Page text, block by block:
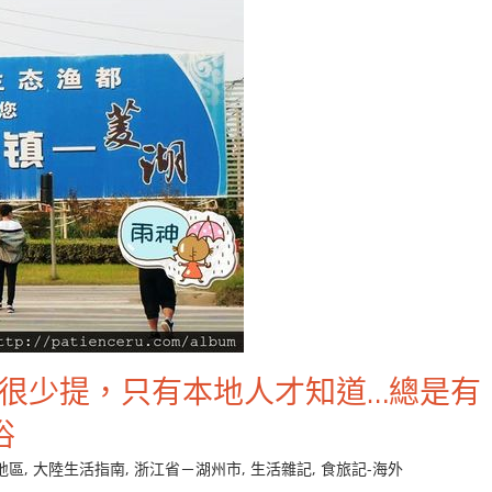
少提，只有本地人才知道…總是有
區,大陸生活指南,浙江省－湖州市, 生活雜記,食旅記-海外